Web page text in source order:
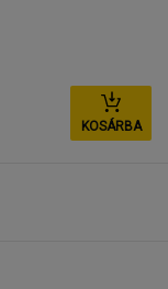
KOSÁRBA